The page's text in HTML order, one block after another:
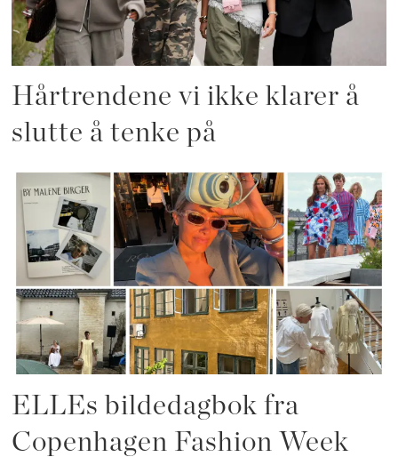
Hårtrendene vi ikke klarer å
slutte å tenke på
ELLEs bildedagbok fra
Copenhagen Fashion Week